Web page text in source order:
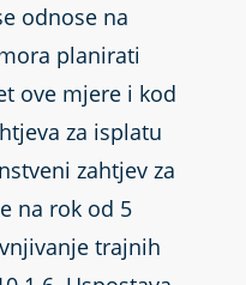
odnose na
planirati
ove mjere i kod
za isplatu
zahtjev za
na rok od 5
trajnih